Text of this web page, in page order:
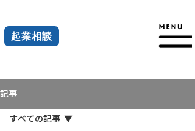
起業相談
記事
すべての記事